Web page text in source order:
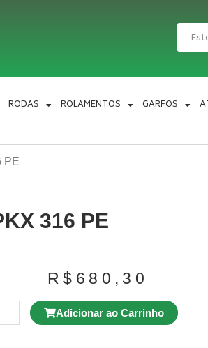
RODAS ROLAMENTOS GARFOS
PE
316 PE
R$ 680,30
Adicionar ao Carrinho